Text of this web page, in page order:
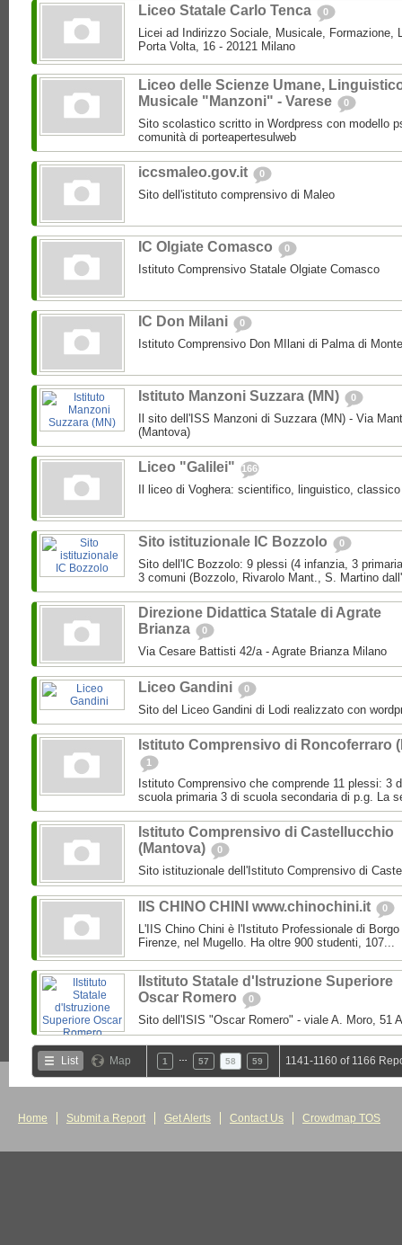
Liceo Statale Carlo Tenca 0
Licei ad Indirizzo Sociale, Musicale, Formazione,
Porta Volta, 16 - 20121 Milano
Liceo delle Scienze Umane,
Musicale "Manzoni" - Varese
0
Sito scolastico scritto in Wordpress con modello
comunità di porteapertesulweb
iccsmaleo.gov.it 0
Sito dell'istituto comprensivo di Maleo
IC Olgiate Comasco 0
Istituto Comprensivo Statale Olgiate Comasco
IC Don Milani 0
Istituto Comprensivo Don MIlani di Palma di
Istituto Manzoni Suzzara (MN) 0
Il sito dell'ISS Manzoni di Suzzara (MN) - Via
(Mantova)
Liceo "Galilei" 166
Il liceo di Voghera: scientifico, linguistico,
Sito istituzionale IC Bozzolo 0
Sito dell'IC Bozzolo: 9 plessi (4 infanzia, 3
3 comuni (Bozzolo, Rivarolo Mant., S. Martino
Direzione Didattica Statale di Agrate
Brianza
0
Via Cesare Battisti 42/a - Agrate Brianza Milano
Liceo Gandini 0
Sito del Liceo Gandini di Lodi realizzato con
Istituto Comprensivo di Roncoferraro
1
Istituto Comprensivo che comprende 11 plessi: 3
scuola primaria 3 di scuola secondaria di p.g. La
Istituto Comprensivo di Castellucchio
(Mantova)
0
Sito istituzionale dell'Istituto Comprensivo di
IIS CHINO CHINI www.chinochini.it 0
L'IIS Chino Chini è l'Istituto Professionale di
Firenze, nel Mugello. Ha oltre 900 studenti, 107...
IIstituto Statale d'Istruzione Superiore
Oscar Romero
0
Sito dell'ISIS "Oscar Romero" - viale A. Moro, 51
List Map 1 57 58 59 1141-1160 of 1166
Home Submit a Report Get Alerts Contact Us Crowdmap TOS